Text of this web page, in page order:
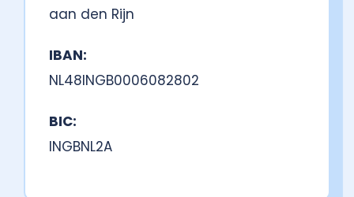
aan den Rijn
IBAN:
NL48INGB0006082802
BIC:
INGBNL2A